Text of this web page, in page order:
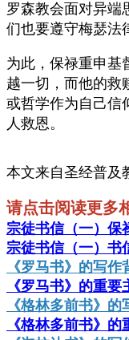
罗森教会面对异端
们也要遵守梅瑟法
为此，保禄重申基
越一切，而他的救
或哲学作为自己信
人救恩。
本文来自圣经普及
请点击阅读更多
宗徒书信（一）保
宗徒书信（一）书
《罗马书》的写作
《罗马书》的重要
《格林多前书》的
《格林多前书》的